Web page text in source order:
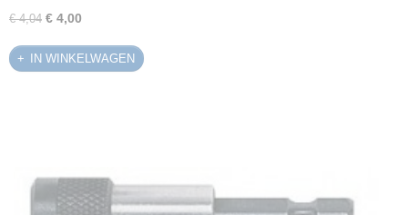
€ 4,04 € 4,00
IN WINKELWAGEN